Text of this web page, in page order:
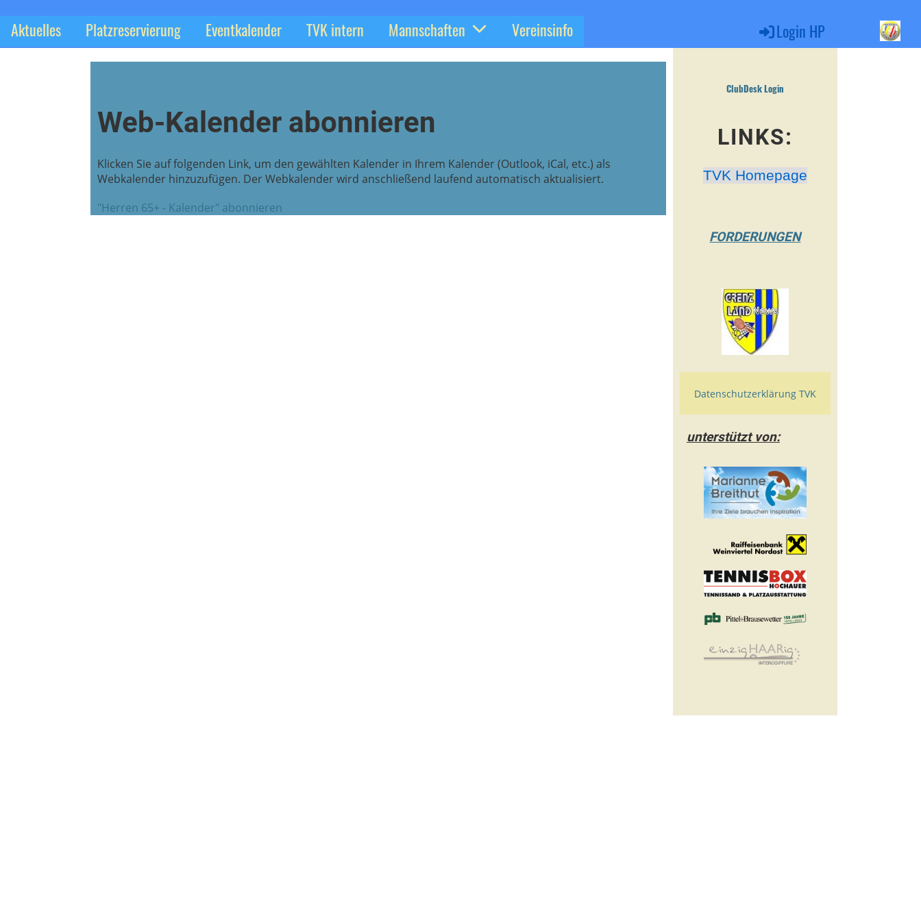
Aktuelles Platzreservierung Eventkalender TVK intern Mannschaften Vereinsinfo Login HP
Web-Kalender abonnieren
Klicken Sie auf folgenden Link, um den gewählten Kalender in Ihrem Kalender (Outlook, iCal, etc.) als
Webkalender hinzuzufügen. Der Webkalender wird anschließend laufend automatisch aktualisiert.
"Herren 65+ - Kalender" abonnieren
ClubDesk Login
LINKS:
TVK Homepage
FORDERUNGEN
Datenschutzerklärung TVK
unterstützt von: